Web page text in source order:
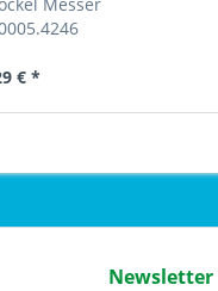
€ *
Newsletter